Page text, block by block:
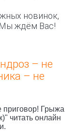
новинок,
Мы ждём Вас!
– не
– не
приговор! Грыжа
читать онлайн